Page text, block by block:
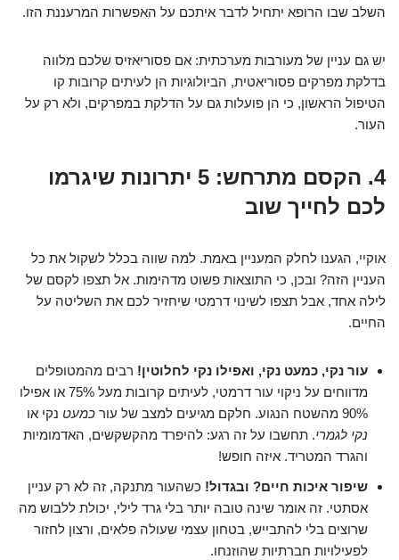
השלב שבו הרופא יתחיל לדבר איתכם על האפשרות המרעננת הזו.
יש גם עניין של מעורבות מערכתית: אם פסוריאזיס שלכם מלווה
בדלקת מפרקים פסוריאטית, הביולוגיות הן לעיתים קרובות קו
הטיפול הראשון, כי הן פועלות גם על הדלקת במפרקים, ולא רק על
העור.
4. הקסם מתרחש: 5 יתרונות שיגרמו
לכם לחייך שוב
אוקיי, הגענו לחלק המעניין באמת. למה שווה בכלל לשקול את כל
העניין הזה? ובכן, כי התוצאות פשוט מדהימות. אל תצפו לקסם של
לילה אחד, אבל תצפו לשינוי דרמטי שיחזיר לכם את השליטה על
החיים.
עור נקי, כמעט נקי, ואפילו נקי לחלוטין! רבים מהמטופלים
מדווחים על ניקוי עור דרמטי, לעיתים קרובות מעל 75% או אפילו
90% מהשטח הנגוע. חלקם מגיעים למצב של עור
כמעט נקי או
נקי לגמרי. תחשבו על זה רגע: להיפרד מהקשקשים, האדמומיות
והגרד המטריד. איזה חופש!
שיפור איכות חיים? ובגדול! כשהעור מתנקה, זה לא רק עניין
אסתטי. זה אומר שינה טובה יותר בלי גרד לילי, יכולת ללבוש מה
שרוצים בלי להתבייש, בטחון עצמי שעולה פלאים, ורצון לחזור
לפעילויות חברתיות שהוזנחו.